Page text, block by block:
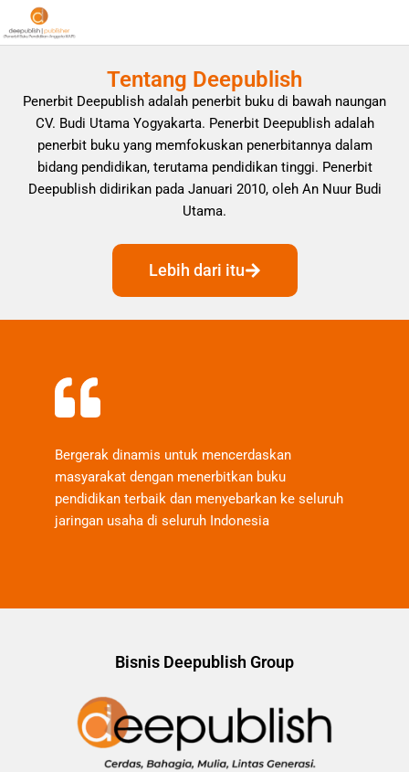
Tentang Deepublish
Penerbit Deepublish adalah penerbit buku di bawah naungan
CV. Budi Utama Yogyakarta. Penerbit Deepublish adalah
penerbit buku yang memfokuskan penerbitannya dalam
bidang pendidikan, terutama pendidikan tinggi. Penerbit
Deepublish didirikan pada Januari 2010, oleh An Nuur Budi
Utama.
Lebih dari itu
Bergerak dinamis untuk mencerdaskan
masyarakat dengan menerbitkan buku
pendidikan terbaik dan menyebarkan ke seluruh
jaringan usaha di seluruh Indonesia
Bisnis Deepublish Group